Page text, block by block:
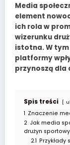
Media
element
ich rola w
wizerunku
istotna. W
platformy
przynoszą dla
Spis treści
1 Znaczenie
2 Jak media
drużyn
2.1